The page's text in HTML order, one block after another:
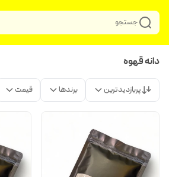
جستجو
دانه قهوه
پربازدیدترین برندها قیمت